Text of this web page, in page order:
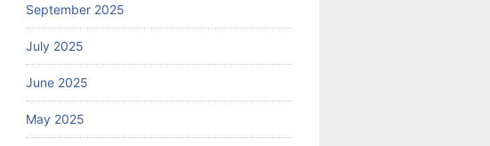
September 2025
July 2025
June 2025
May 2025